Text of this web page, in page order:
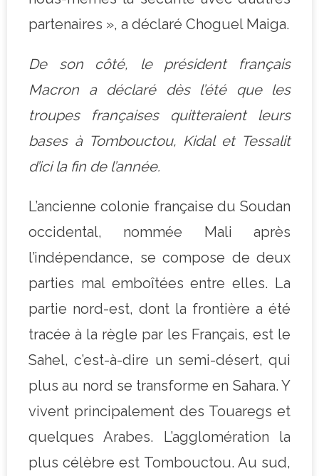
partenaires », a déclaré Choguel Maiga.
De son côté, le président français
Macron a déclaré dès l’été que les
troupes françaises quitteraient leurs
bases à Tombouctou, Kidal et Tessalit
d’ici la fin de l’année.
L’ancienne colonie française du Soudan
occidental, nommée Mali après
l’indépendance, se compose de deux
parties mal emboîtées entre elles. La
partie nord-est, dont la frontière a été
tracée à la règle par les Français, est le
Sahel, c’est-à-dire un semi-désert, qui
plus au nord se transforme en Sahara. Y
vivent principalement des Touaregs et
quelques Arabes. L’agglomération la
plus célèbre est Tombouctou. Au sud,